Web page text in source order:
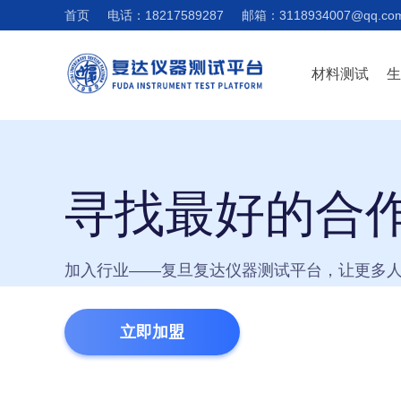
首页 电话：18217589287 邮箱：
材料测试
寻找最好的合
加入行业——复旦复达仪器测试平台，让更多
立即加盟